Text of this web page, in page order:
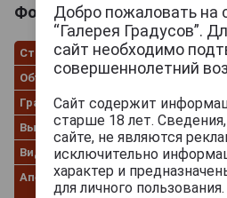
Фонвьей 0.7л в
Страна производства
Объём
0.7
Градус
Выдержка лет
35
Вид коробки
Апелласьон
Cru
Добро пожаловать на
“Галерея Градусов”.
сайт необходимо
совершеннолетний
Сайт содержит
старше 18 лет.
сайте, не являются
исключительно
характер и
для личного пользования.